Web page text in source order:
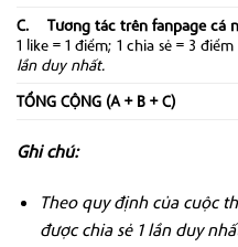
C. Tương tác trên fanpage cá
1 like = 1 điểm; 1 chia sẻ = 3 điểm
lần duy nhất.
TỔNG CỘNG (A + B + C)
Ghi chú:
Theo quy định của cuộc
được chia sẻ 1 lần duy